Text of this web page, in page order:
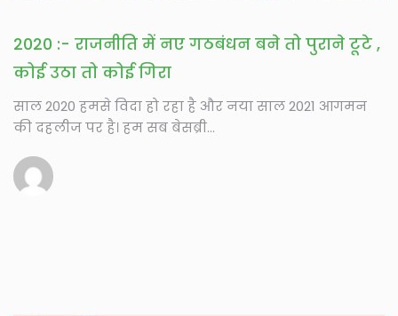
2020 :- राजनीति में नए गठबंधन बने तो पुराने टूटे ,
कोई उठा तो कोई गिरा
साल 2020 हमसे विदा हो रहा है और नया साल 2021 आगमन
की दहलीज पर है। हम सब बेसब्री...